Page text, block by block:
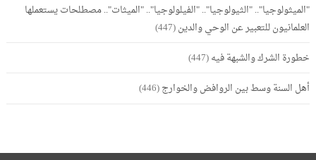
"الميثولوجيا".. "الثيولوجيا".. "الفيلولوجيا".. "الميثات".. مصطلحات يستعملها
العلمانيون للتعبير عن الوحي والدين(447)
خطورة الشرك والشبهة فيه(447)
أهل السنة وسط بين الروافض والخوارج(446)